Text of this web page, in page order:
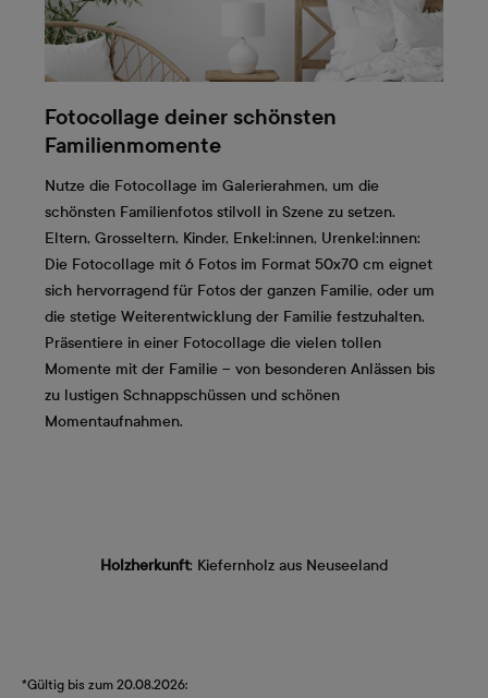
Fotocollage deiner schönsten
Familienmomente
Nutze die Fotocollage im Galerierahmen, um die
schönsten Familienfotos stilvoll in Szene zu setzen.
Eltern, Grosseltern, Kinder, Enkel:innen, Urenkel:innen:
Die Fotocollage mit 6 Fotos im Format 50x70 cm eignet
sich hervorragend für Fotos der ganzen Familie, oder um
die stetige Weiterentwicklung der Familie festzuhalten.
Präsentiere in einer Fotocollage die vielen tollen
Momente mit der Familie – von besonderen Anlässen bis
zu lustigen Schnappschüssen und schönen
Momentaufnahmen.
Holzherkunft: Kiefernholz aus Neuseeland
*Gültig bis zum 20.08.2026: